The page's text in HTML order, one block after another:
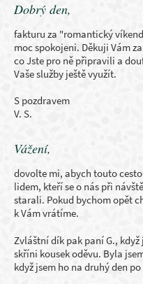
Dobrý den,
fakturu za "romantický
moc spokojeni. Děkuji Vám
co Jste pro ně připravili a
Vaše služby ještě využít.
S pozdravem
V. S.
Vážení,
dovolte mi, abych touto
lidem, kteří se o nás při
starali. Pokud bychom opět
k Vám vrátíme.
Zvláštní dík pak paní G.,
skříni kousek oděvu. Byla
když jsem ho na druhý den